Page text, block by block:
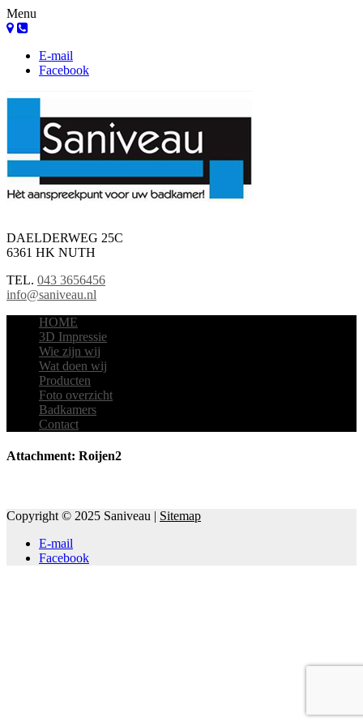
Menu
E-mail
Facebook
DAELDERWEG 25C
6361 HK NUTH
TEL. 043 3656456
info@saniveau.nl
HOME
3D Impressie
Wie zijn wij
Wat doen wij
Producten
Foto overzicht
Badkamers
Contact
Attachment: Roijen2
Copyright © 2025 Saniveau | Sitemap
E-mail
Facebook